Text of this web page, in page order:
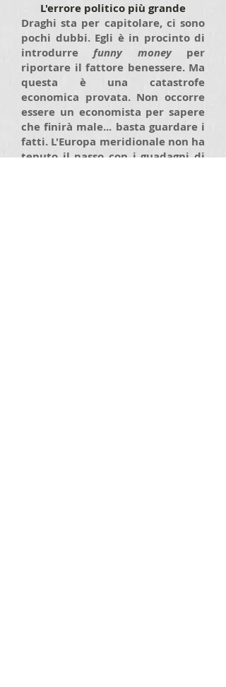
L'errore politico più grande
Draghi sta per capitolare, ci sono
pochi dubbi. Egli è in procinto di
introdurrefunny moneyper
riportare il fattore benessere. Ma
questa è una catastrofe
economica provata. Non occorre
essere un economista per sapere
che finirà male... basta guardare i
fatti. L'Europa meridionale non ha
tenuto il passo con i guadagni di